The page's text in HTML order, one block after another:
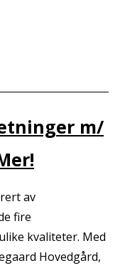
m/
av
fire
kvaliteter. Med
Hovedgård,